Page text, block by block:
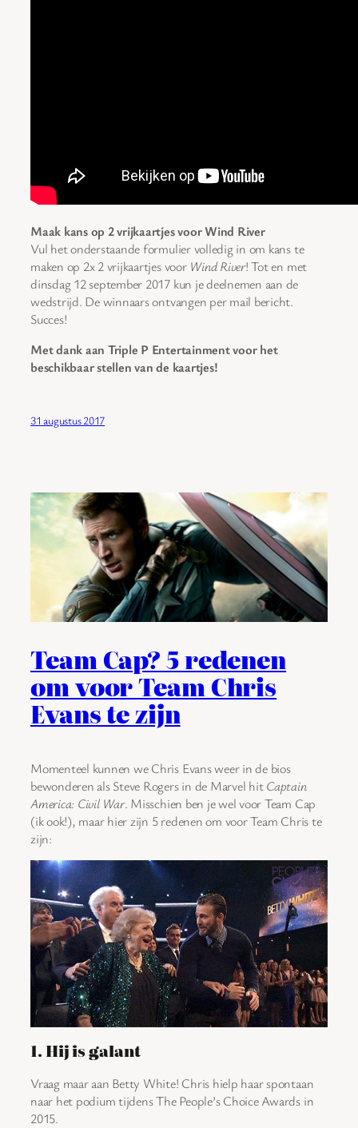
Maak kans op 2 vrijkaartjes voor Wind River
Vul het onderstaande formulier volledig in om kans te
maken op 2x 2 vrijkaartjes voor Wind River! Tot en met
dinsdag 12 september 2017 kun je deelnemen aan de
wedstrijd. De winnaars ontvangen per mail bericht.
Succes!
Met dank aan Triple P Entertainment voor het
beschikbaar stellen van de kaartjes!
31 augustus 2017
Team Cap? 5 redenen
om voor Team Chris
Evans te zijn
Momenteel kunnen we Chris Evans weer in de bios
bewonderen als Steve Rogers in de Marvel hitCaptain
America: Civil War. Misschien ben je wel voor Team Cap
(ik ook!), maar hier zijn 5 redenen om voor Team Chris te
zijn:
1. Hij is galant
Vraag maar aan Betty White! Chris hielp haar spontaan
naar het podium tijdens The People’s Choice Awards in
2015.